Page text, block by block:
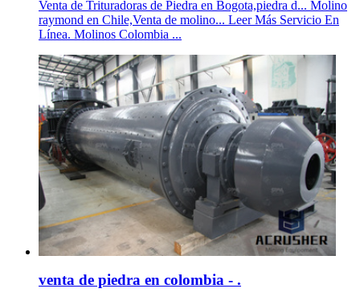
Venta de Trituradoras de Piedra en Bogota,piedra d... Molino
raymond en Chile,Venta de molino... Leer Más Servicio En
Línea. Molinos Colombia ...
venta de piedra en colombia - .